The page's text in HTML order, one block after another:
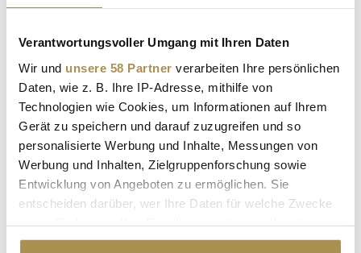
Verantwortungsvoller Umgang mit Ihren Daten
Wir und unsere 58 Partner verarbeiten Ihre persönlichen
Daten, wie z. B. Ihre IP-Adresse, mithilfe von
Technologien wie Cookies, um Informationen auf Ihrem
Gerät zu speichern und darauf zuzugreifen und so
personalisierte Werbung und Inhalte, Messungen von
Werbung und Inhalten, Zielgruppenforschung sowie
Entwicklung von Angeboten zu ermöglichen. Sie
entscheiden darüber, wer Ihre Daten für welche Zwecke
Cookie-Erklärung oder durch Klicken auf das Privacy